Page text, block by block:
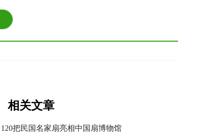
相关文章
120把民国名家扇亮相中国扇博物馆